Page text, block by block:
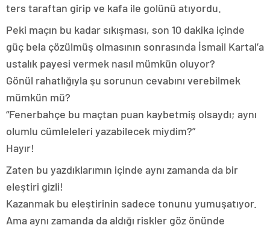
ters taraftan girip ve kafa ile golünü atıyordu.
Peki maçın bu kadar sıkışması, son 10 dakika içinde
güç bela çözülmüş olmasının sonrasında İsmail Kartal’a
ustalık payesi vermek nasıl mümkün oluyor?
Gönül rahatlığıyla şu sorunun cevabını verebilmek
mümkün mü?
“Fenerbahçe bu maçtan puan kaybetmiş olsaydı; aynı
olumlu cümleleleri yazabilecek miydim?”
Hayır!
Zaten bu yazdıklarımın içinde aynı zamanda da bir
eleştiri gizli!
Kazanmak bu eleştirinin sadece tonunu yumuşatıyor.
Ama aynı zamanda da aldığı riskler göz önünde